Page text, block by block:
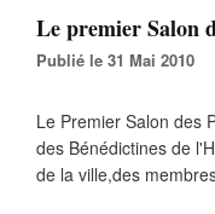
Le premier Salon
Publié le 31 Mai 2010
Le Premier Salon des
des Bénédictines de
de la ville,des